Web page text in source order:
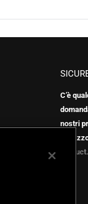
C’è
nostri